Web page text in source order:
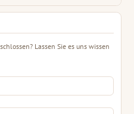
Lassen Sie es uns wissen